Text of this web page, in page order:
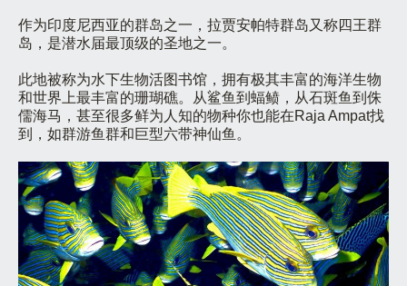
作为印度尼西亚的群岛之一，拉贾安帕特群岛又称四王群
岛，是潜水届最顶级的圣地之一。
此地被称为水下生物活图书馆，拥有极其丰富的海洋生物
和世界上最丰富的珊瑚礁。从鲨鱼到蝠鲼，从石斑鱼到侏
儒海马，甚至很多鲜为人知的物种你也能在Raja Ampat找
到，如群游鱼群和巨型六带神仙鱼。